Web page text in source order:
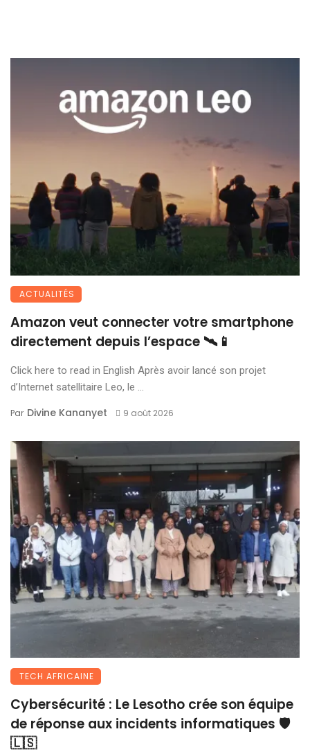
ACTUALITÉS
Amazon veut connecter votre smartphone
directement depuis l’espace 🛰️📱
Click here to read in English Après avoir lancé son projet
d’Internet satellitaire Leo, le ...
Par Divine Kananyet 9 août 2026
TECH AFRICAINE
Cybersécurité : Le Lesotho crée son équipe
de réponse aux incidents informatiques 🛡️
🇱🇸